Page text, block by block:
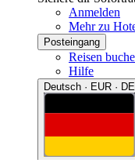
Anmelden
Mehr zu
Posteingang
Reisen
Hilfe
Deutsch · EUR · DE